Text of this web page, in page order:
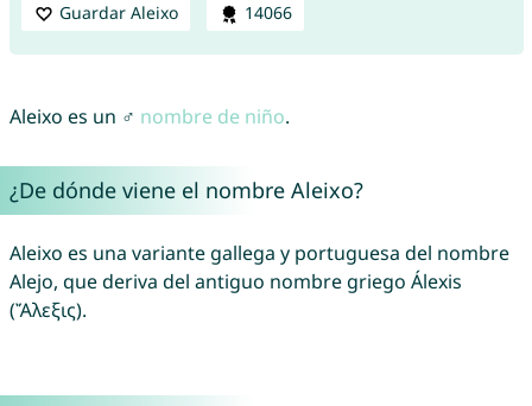
Guardar Aleixo 14066
Aleixo es un ♂ nombre de niño.
¿De dónde viene el nombre Aleixo?
Aleixo es una variante gallega y portuguesa del nombre
Alejo, que deriva del antiguo nombre griego Álexis
(Ἄλεξις).